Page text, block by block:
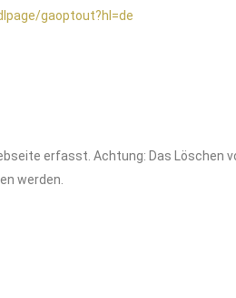
gaoptout?hl=de
erfasst. Achtung: Das Löschen
werden.